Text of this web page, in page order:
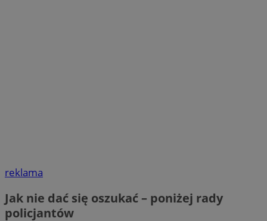
reklama
Jak nie dać się oszukać – poniżej rady
policjantów